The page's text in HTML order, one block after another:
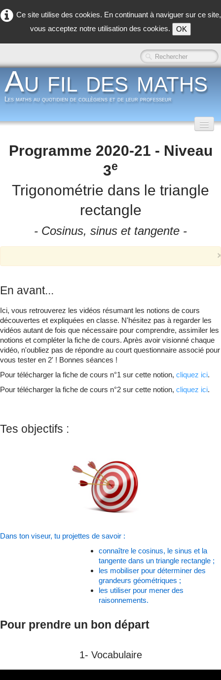
Ce site utilise des cookies. En continuant à naviguer sur ce site,
vous acceptez notre utilisation des cookies.
OK
Au fil des maths
Les maths au quotidien de collègiens et de leur professeur
Classe inversée
Dans la classe
▼
Qui suis-je ?▼
Programme 2020-21 - Niveau
3e
Trigonométrie dans le triangle
rectangle
- Cosinus, sinus et tangente -
En avant...
Ici, vous retrouverez les vidéos résumant les notions de cours
découvertes et expliquées en classe. N'hésitez pas à regarder les
vidéos autant de fois que nécessaire pour comprendre, assimiler les
notions et compléter la fiche de cours. Après avoir visionné chaque
vidéo, n'oubliez pas de répondre au court questionnaire associé pour
vous tester en 2' ! Bonnes séances !
Pour télécharger la fiche de cours n°1 sur cette notion, cliquez ici.
Pour télécharger la fiche de cours n°2 sur cette notion, cliquez ici.
Tes objectifs :
Dans ton viseur, tu projettes de savoir :
connaître le cosinus, le sinus et la
tangente dans un triangle rectangle ;
les mobiliser pour déterminer des
grandeurs géométriques ;
les utiliser pour mener des
raisonnements.
Pour prendre un bon départ
1- Vocabulaire